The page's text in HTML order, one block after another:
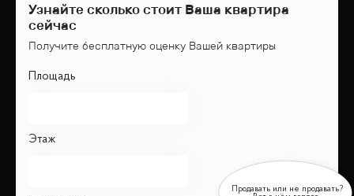
Узнайте сколько стоит Ваша квартира
сейчас
Получите бесплатную оценку Вашей квартиры
Площадь
Этаж